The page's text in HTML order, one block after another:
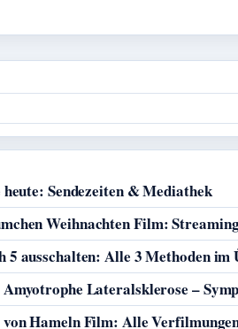
Sendezeiten & Mediathek
Weihnachten Film:
5 ausschalten: Alle 3 Methoden im
Lateralsklerose –
Hameln Film: Alle